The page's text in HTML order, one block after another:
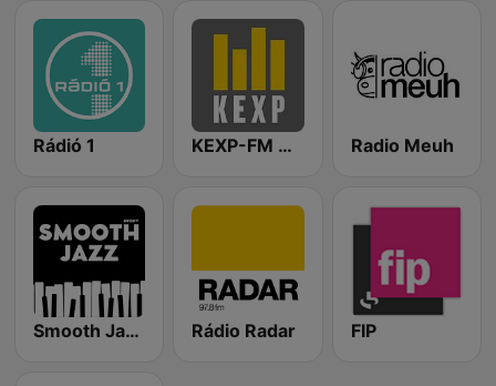
Rádió 1 KEXP-FM 90.3 Radio Meuh
Smooth Jazz - Groov Rádio Radar FIP